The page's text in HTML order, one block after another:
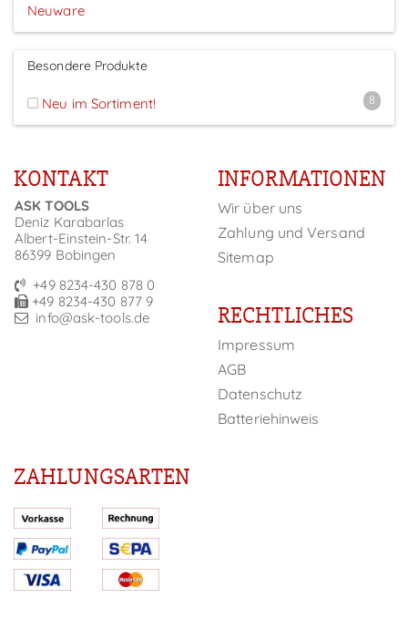
Neuware
Besondere Produkte
8
Neu im Sortiment!
KONTAKT
ASK TOOLS
Deniz Karabarlas
Albert-Einstein-Str. 14
86399 Bobingen
+49 8234-430 878 0
+49 8234-430 877 9
info@ask-tools.de
INFORMATIONEN
Wir über uns
Zahlung und Versand
Sitemap
RECHTLICHES
Impressum
AGB
Datenschutz
Batteriehinweis
ZAHLUNGSARTEN